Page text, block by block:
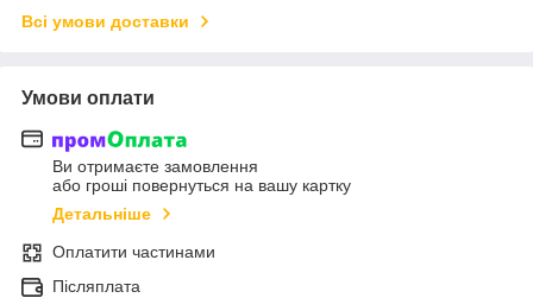
Всі умови доставки
Умови оплати
Ви отримаєте замовлення
або гроші повернуться на вашу картку
Детальніше
Оплатити частинами
Післяплата